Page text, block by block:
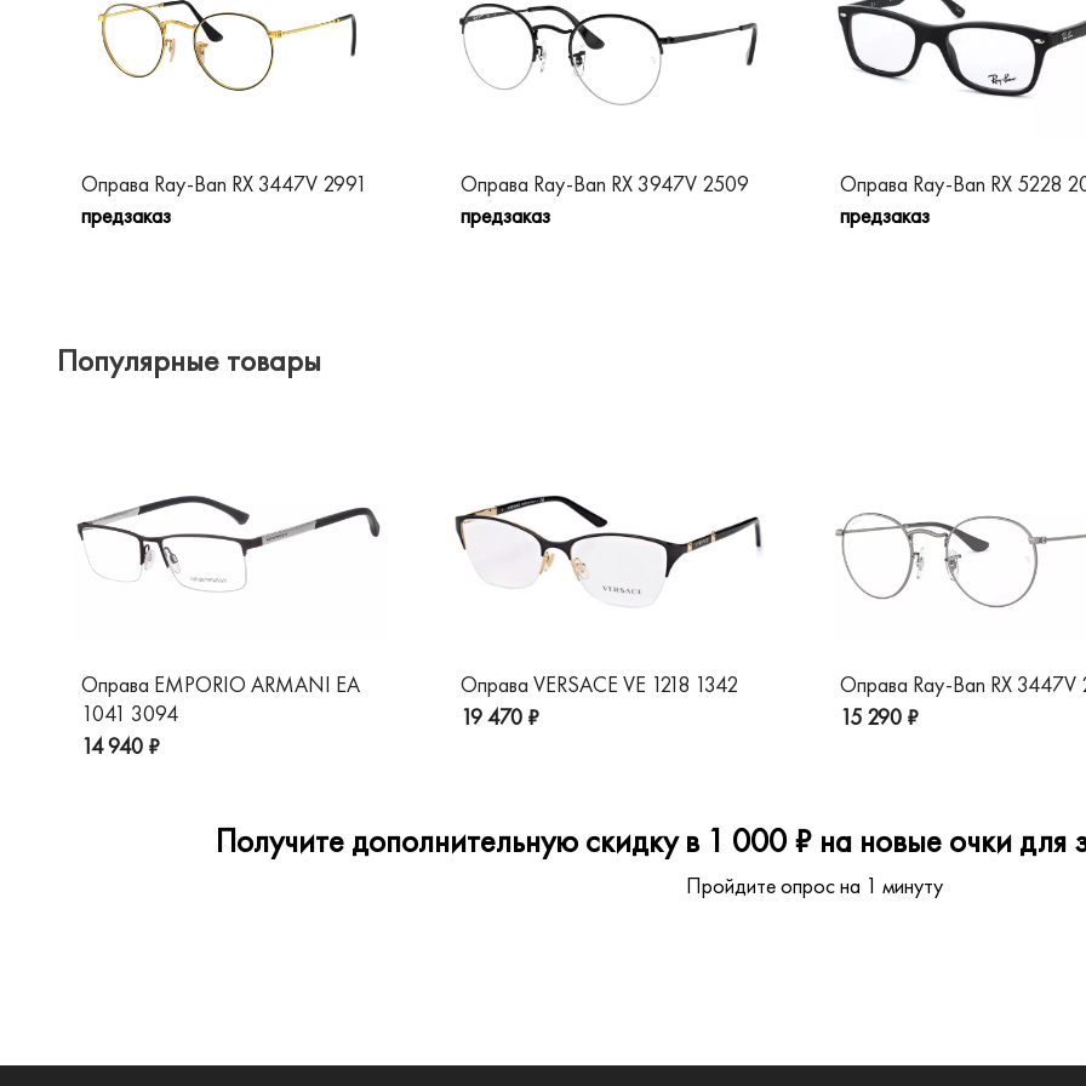
Оправа Ray-Ban RX 3447V 2991
предзаказ
Оправа Ray-Ban RX 3947V 2509
предзаказ
Оправа Ray-Ban RX 5228
предзаказ
Популярные товары
Оправа EMPORIO ARMANI EA
1041 3094
14 940 ₽
Оправа VERSACE VE 1218 1342
19 470 ₽
Оправа Ray-Ban RX 3447V
15 290 ₽
Получите дополнительную скидку в 1 000 ₽ на новые очки для
Пройдите опрос на 1 минуту